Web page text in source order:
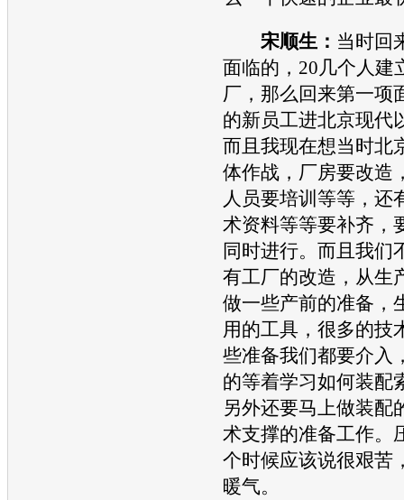
宋顺生： 当时回
面临的，20几个人建
厂，那么回来第一项
的新员工进北京现代
而且我现在想当时北
体作战，厂房要改造
人员要培训等等，还
术资料等等要补齐，
同时进行。而且我们
有工厂的改造，从生
做一些产前的准备，
用的工具，很多的技
些准备我们都要介入
的等着学习如何装配
另外还要马上做装配
术支撑的准备工作。
个时候应该说很艰苦
暖气。